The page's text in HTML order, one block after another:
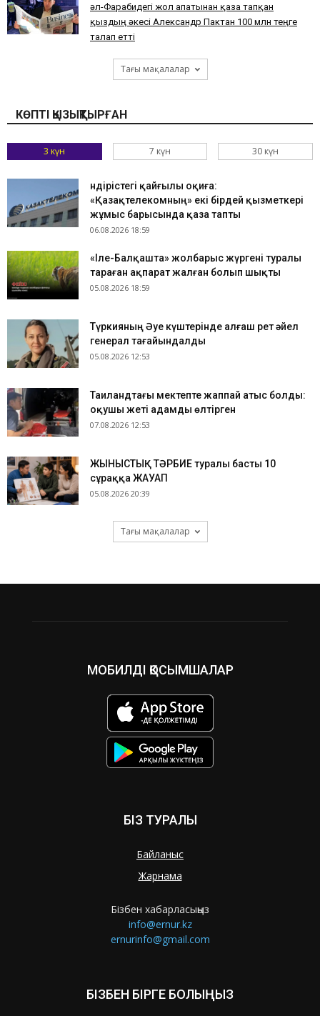
әл-Фарабидегі жол апатынан қаза тапқан
қыздың әкесі Александр Пактан 100 млн теңге
талап етті
Тағы мақалалар
КӨПТІ ҚЫЗЫҚТЫРҒАН
3 күн 7 күн 30 күн
Өндірістегі қайғылы оқиға:
«Қазақтелекомның» екі бірдей қызметкері
жұмыс барысында қаза тапты
06.08.2026 18:59
«Іле-Балқашта» жолбарыс жүргені туралы
тараған ақпарат жалған болып шықты
05.08.2026 18:59
Түркияның Әуе күштерінде алғаш рет әйел
генерал тағайындалды
05.08.2026 12:53
Таиландтағы мектепте жаппай атыс болды:
оқушы жеті адамды өлтірген
07.08.2026 12:53
ЖЫНЫСТЫҚ ТӘРБИЕ туралы басты 10
сұраққа ЖАУАП
05.08.2026 20:39
Тағы мақалалар
МОБИЛДІ ҚОСЫМШАЛАР
БІЗ ТУРАЛЫ
Байланыс
Жарнама
Бізбен хабарласыңыз
info@ernur.kz
ernurinfo@gmail.com
БІЗБЕН БІРГЕ БОЛЫҢЫЗ